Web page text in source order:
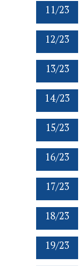
11/23
12/23
13/23
14/23
15/23
16/23
17/23
18/23
19/23